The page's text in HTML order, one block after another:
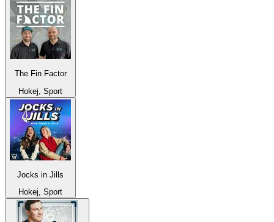
The Fin Factor
Hokej, Sport
Jocks in Jills
Hokej, Sport